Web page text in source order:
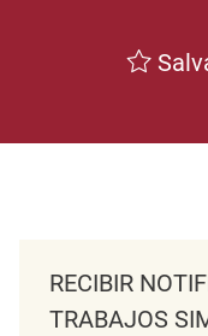
RECIBIR
TRABAJOS